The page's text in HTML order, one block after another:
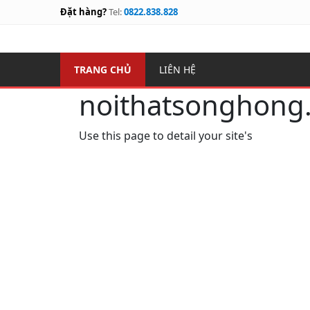
Đặt hàng?Tel:0822.838.828
TRANG CHỦ LIÊN HỆ
Use this page to detail your site's